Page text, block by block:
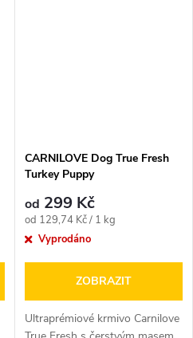
CARNILOVE Dog True Fresh
Turkey Puppy
od 299 Kč
Měrná
cena:
od 129,74 Kč / 1 kg
Vyprodáno
ZOBRAZIT
Ultraprémiové krmivo Carnilove